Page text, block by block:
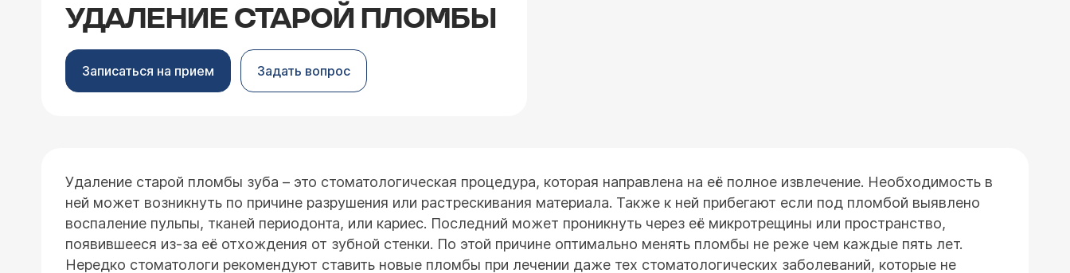
УДАЛЕНИЕ СТАРОЙ ПЛОМБЫ
Записаться на прием Задать вопрос
Удаление старой пломбы зуба – это стоматологическая процедура, которая направлена на её полное извлечение. Необходимость в
ней может возникнуть по причине разрушения или растрескивания материала. Также к ней прибегают если под пломбой выявлено
воспаление пульпы, тканей периодонта, или кариес. Последний может проникнуть через её микротрещины или пространство,
появившееся из-за её отхождения от зубной стенки. По этой причине оптимально менять пломбы не реже чем каждые пять лет.
Нередко стоматологи рекомендуют ставить новые пломбы при лечении даже тех стоматологических заболеваний, которые не